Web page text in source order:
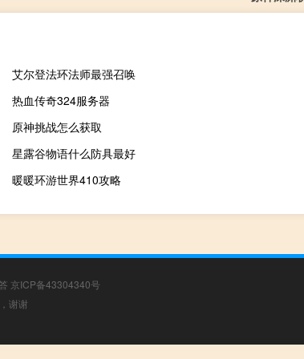
艾尔登法环法师最强召唤
热血传奇324服务器
原神挑战怎么获取
星露谷物语什么防具最好
暖暖环游世界410攻略
京ICP备43304340号
谢谢